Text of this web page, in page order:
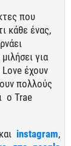
που
κάθε ένας,
για
έχουν
πολλούς
ο Trae
και instagram,